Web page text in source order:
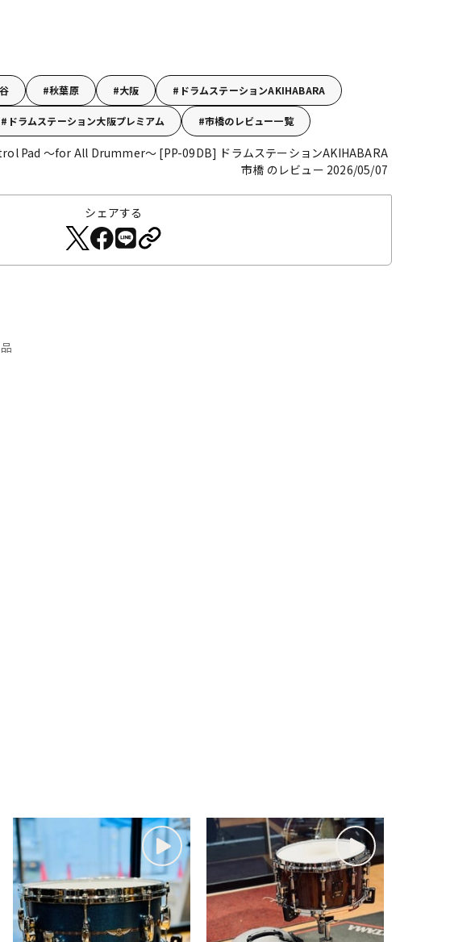
秋葉原 大阪 ドラムステーションAKIHABARA
ドラムステーション大阪プレミアム 市橋のレビュー一覧
Pad ～for All Drummer～ [PP-09DB] ドラムステーションAKIHABARA
市橋 のレビュー 2026/05/07
シェアする